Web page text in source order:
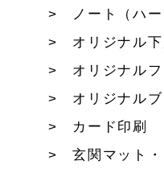
ノート（ハー
オリジナル下
オリジナル
オリジナル
カード印刷
玄関マット